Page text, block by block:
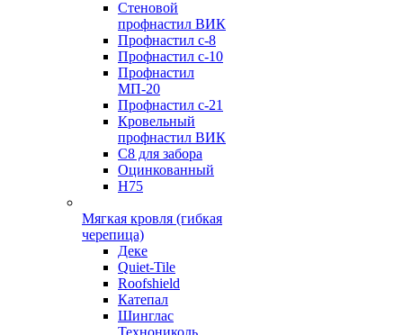
Стеновой
профнастил ВИК
Профнастил с-8
Профнастил с-10
Профнастил
МП-20
Профнастил с-21
Кровельный
профнастил ВИК
С8 для забора
Оцинкованный
Н75
Мягкая кровля (гибкая
черепица)
Деке
Quiet-Tile
Roofshield
Катепал
Шинглас
Технониколь